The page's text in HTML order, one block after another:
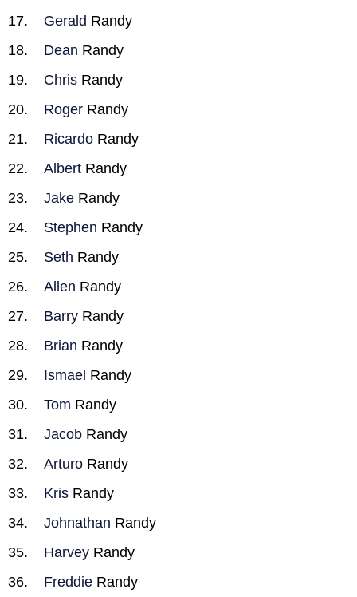
Gerald Randy
Dean Randy
Chris Randy
Roger Randy
Ricardo Randy
Albert Randy
Jake Randy
Stephen Randy
Seth Randy
Allen Randy
Barry Randy
Brian Randy
Ismael Randy
Tom Randy
Jacob Randy
Arturo Randy
Kris Randy
Johnathan Randy
Harvey Randy
Freddie Randy